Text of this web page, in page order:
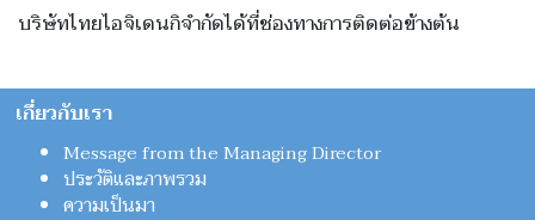
บริษัทไทยไอจิเดนกิจำกัดได้ที่ช่องทางการติดต่อข้างต้น
เกี่ยวกับเรา
Message from the Managing Director
ประวัติและภาพรวม
ความเป็นมา